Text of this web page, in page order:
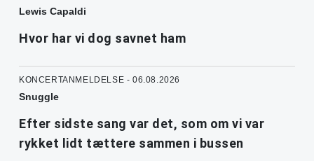
Lewis Capaldi
Hvor har vi dog savnet ham
KONCERTANMELDELSE - 06.08.2026
Snuggle
Efter sidste sang var det, som om vi var
rykket lidt tættere sammen i bussen